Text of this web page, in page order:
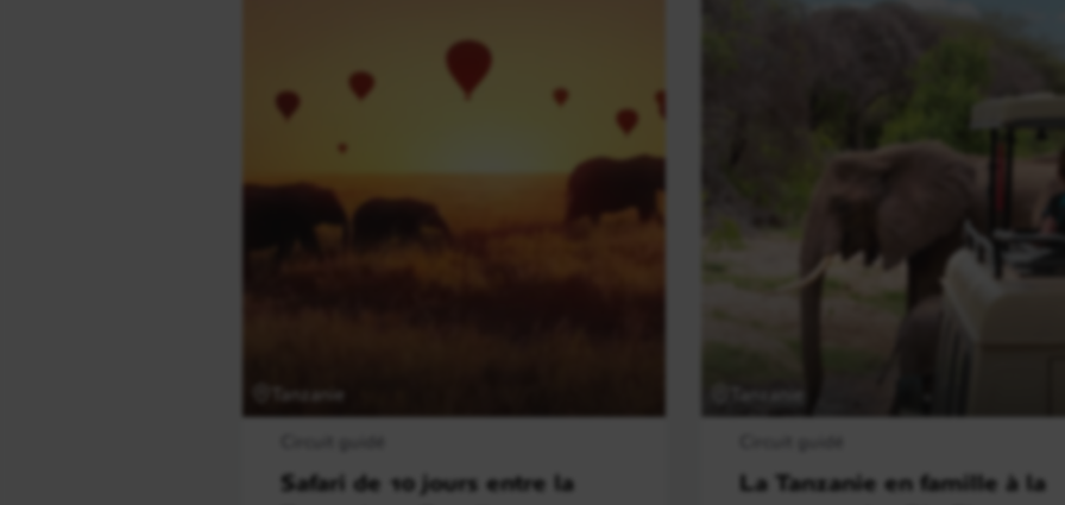
Tanzanie
Safari de 10 jours entre la
La Tanzanie en famille à la